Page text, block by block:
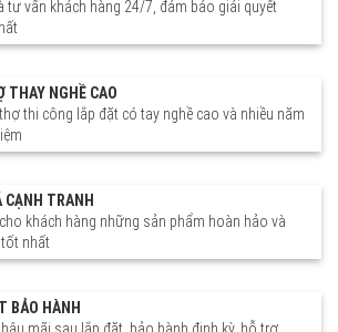
lõi thép
kính
báo
Giá cửa
rẻ tại Hà
phòng
vân gỗ
phòng
cấp
Younglim
tư vấn khách hàng 24/7, đảm bảo giải quyết
THAY NGHỀ CAO
thi công lắp đặt có tay nghề cao và nhiều năm
CẠNH TRANH
khách hàng những sản phẩm hoàn hảo và
nhất
BẢO HÀNH